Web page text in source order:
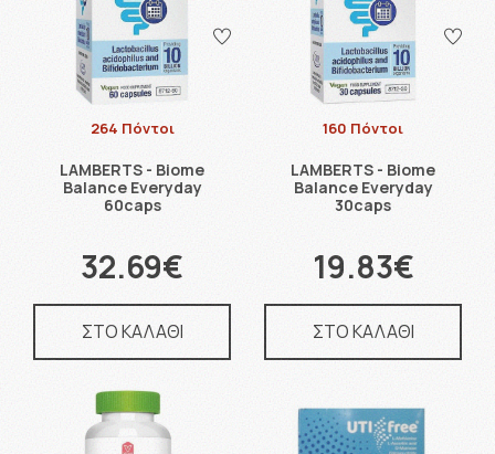
264 Πόντοι
LAMBERTS - Biome
Balance Everyday
60caps
32.69€
ΣΤΟ ΚΑΛΑΘΙ
160 Πόντοι
LAMBERTS - Biome
Balance Everyday
30caps
19.83€
ΣΤΟ ΚΑΛΑΘΙ